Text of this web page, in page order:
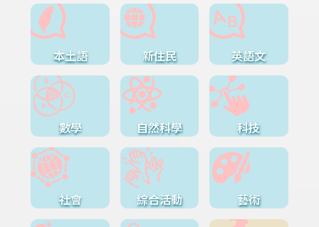
本土語 新住民 英語文
數學 自然科學 科技
社會 綜合活動 藝術